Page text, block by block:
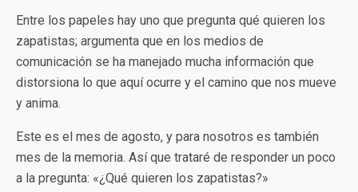
Entre los papeles hay uno que pregunta qué quieren los
zapatistas; argumenta que en los medios de
comunicación se ha manejado mucha información que
distorsiona lo que aquí ocurre y el camino que nos mueve
y anima.
Este es el mes de agosto, y para nosotros es también
mes de la memoria. Así que trataré de responder un poco
a la pregunta: «¿Qué quieren los zapatistas?»